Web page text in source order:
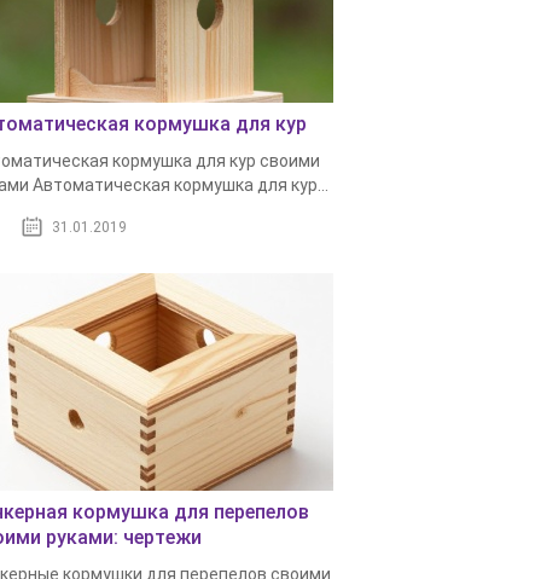
кормушка для кур
кормушка для кур своими
Автоматическая кормушка для кур...
31.01.2019
кормушка для перепелов
руками: чертежи
кормушки для перепелов своими